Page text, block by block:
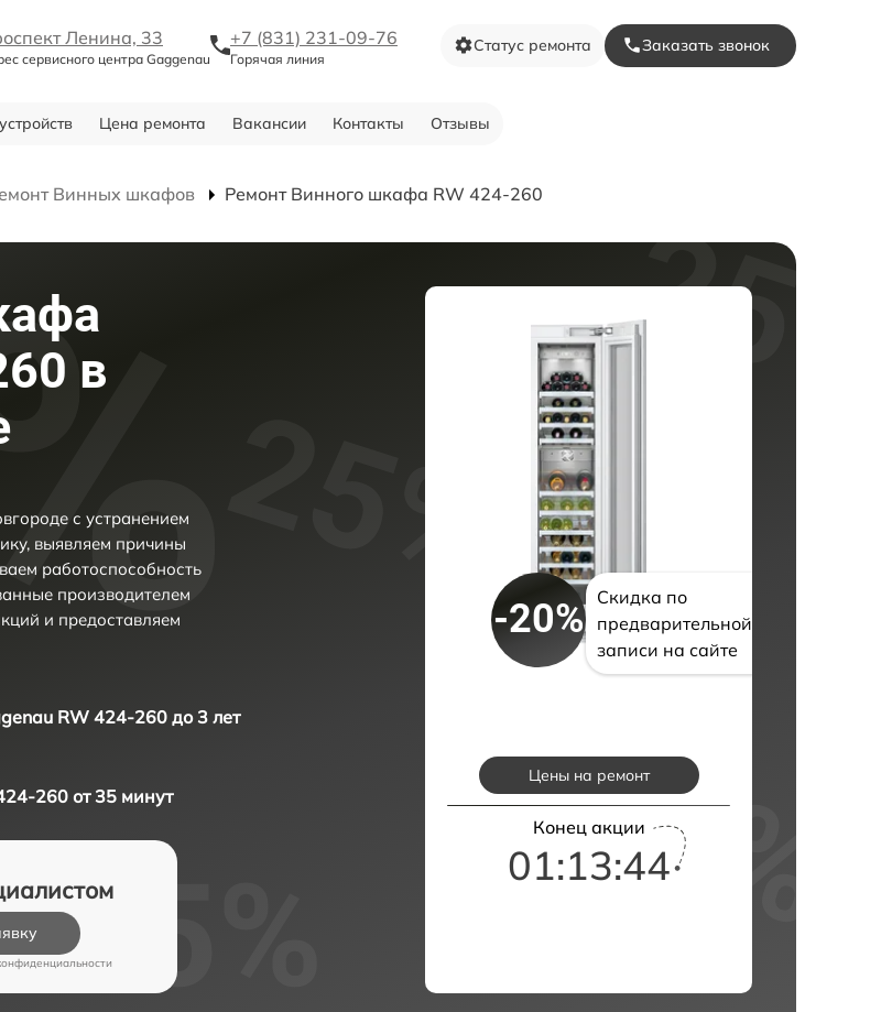
Ленина, 33
сервисного центра Gaggenau
+7 (831) 231-09-76
Горячая линия
Статус ремонта Заказать звонок
Цена ремонта Вакансии Контакты Отзывы
Винных шкафов Ремонт Винного шкафа RW 424-260
в
с устранением
выявляем причины
работоспособность
производителем
и предоставляем
RW 424-260 до 3 лет
260 от 35 минут
-20%
Скидка по
предварительной
записи на сайте
Цены на ремонт
Конец акции
01:13:43